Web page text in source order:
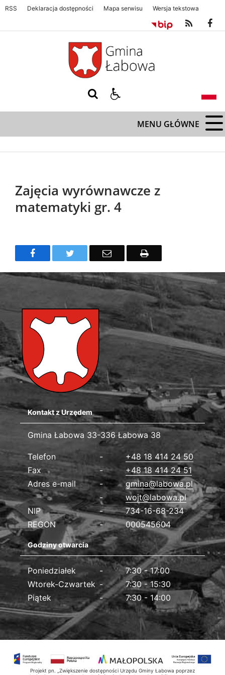
RSS Deklaracja dostępności Mapa serwisu Wersja tekstowa
Gmina Łabowa. Zapraszamy serdecznie
MENU GŁÓWNE
Zajęcia wyrównawcze z
matematyki gr. 4
FacebookTwitter Email Drukuj
Kontakt z Urzędem
Gmina Łabowa
Gmina Łabowa 33-336 Łabowa 38
Dane kontaktowe
Telefon
+48 18 414 24 50
Fax
+48 18 414 24 51
Adres e-mail
gmina@labowa.pl
wojt@labowa.pl
NIP
734-16-68-234
REGON
000545604
Godziny otwarcia
Poniedziałek
7:30 - 17:00
Wtorek-Czwartek
7:30 - 15:30
Piątek
7:30 - 14:00
Projekt pn. „Zwiększenie dostępności Urzędu Gminy Łabowa poprzez